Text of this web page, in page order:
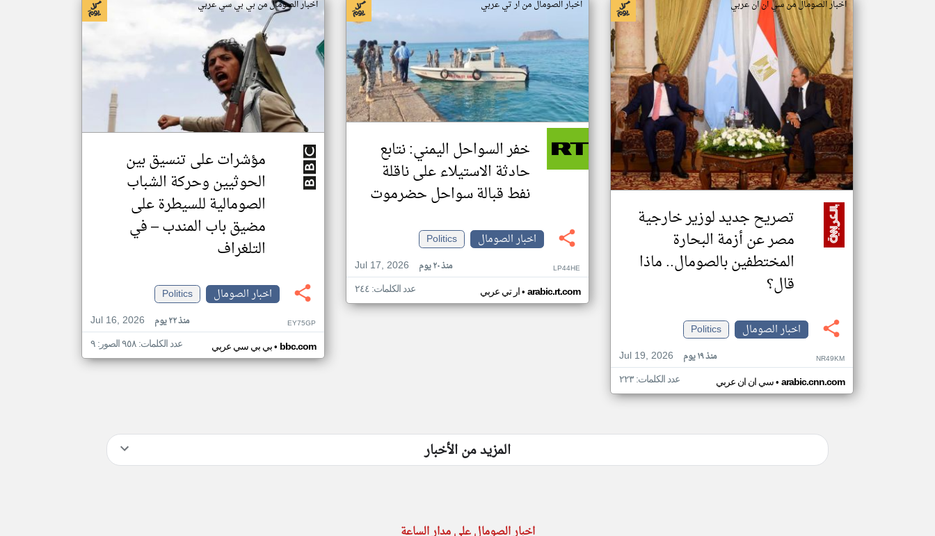
اخبار الصومال من سي ان ان عربي
تصريح جديد لوزير خارجية
مصر عن أزمة البحارة
المختطفين بالصومال.. ماذا
قال؟
اخبار الصومال
Politics
Jul 19, 2026
منذ ١٩ يوم NR49KM
سي ان ان عربي• arabic.cnn.com عدد الكلمات: ٢٢٣
اخبار الصومال من ار تي عربي
خفر السواحل اليمني: نتابع
حادثة الاستيلاء على ناقلة
نفط قبالة سواحل حضرموت
اخبار الصومال
Politics
Jul 17, 2026
منذ ٢٠ يوم LP44HE
ار تي عربي• arabic.rt.com عدد الكلمات: ٢٤٤
اخبار الصومال من بي بي سي عربي
مؤشرات على تنسيق بين
الحوثيين وحركة الشباب
الصومالية للسيطرة على
مضيق باب المندب – في
التلغراف
اخبار الصومال
Politics
Jul 16, 2026
منذ ٢٢ يوم EY75GP
بي بي سي عربي• bbc.com عدد الكلمات: ٩٥٨ الصور: ٩
المزيد من الأخبار